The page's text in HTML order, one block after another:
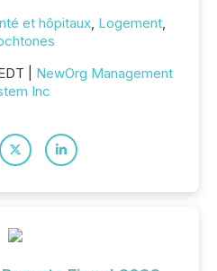
et hôpitaux, Logement,
| NewOrg Management
Inc